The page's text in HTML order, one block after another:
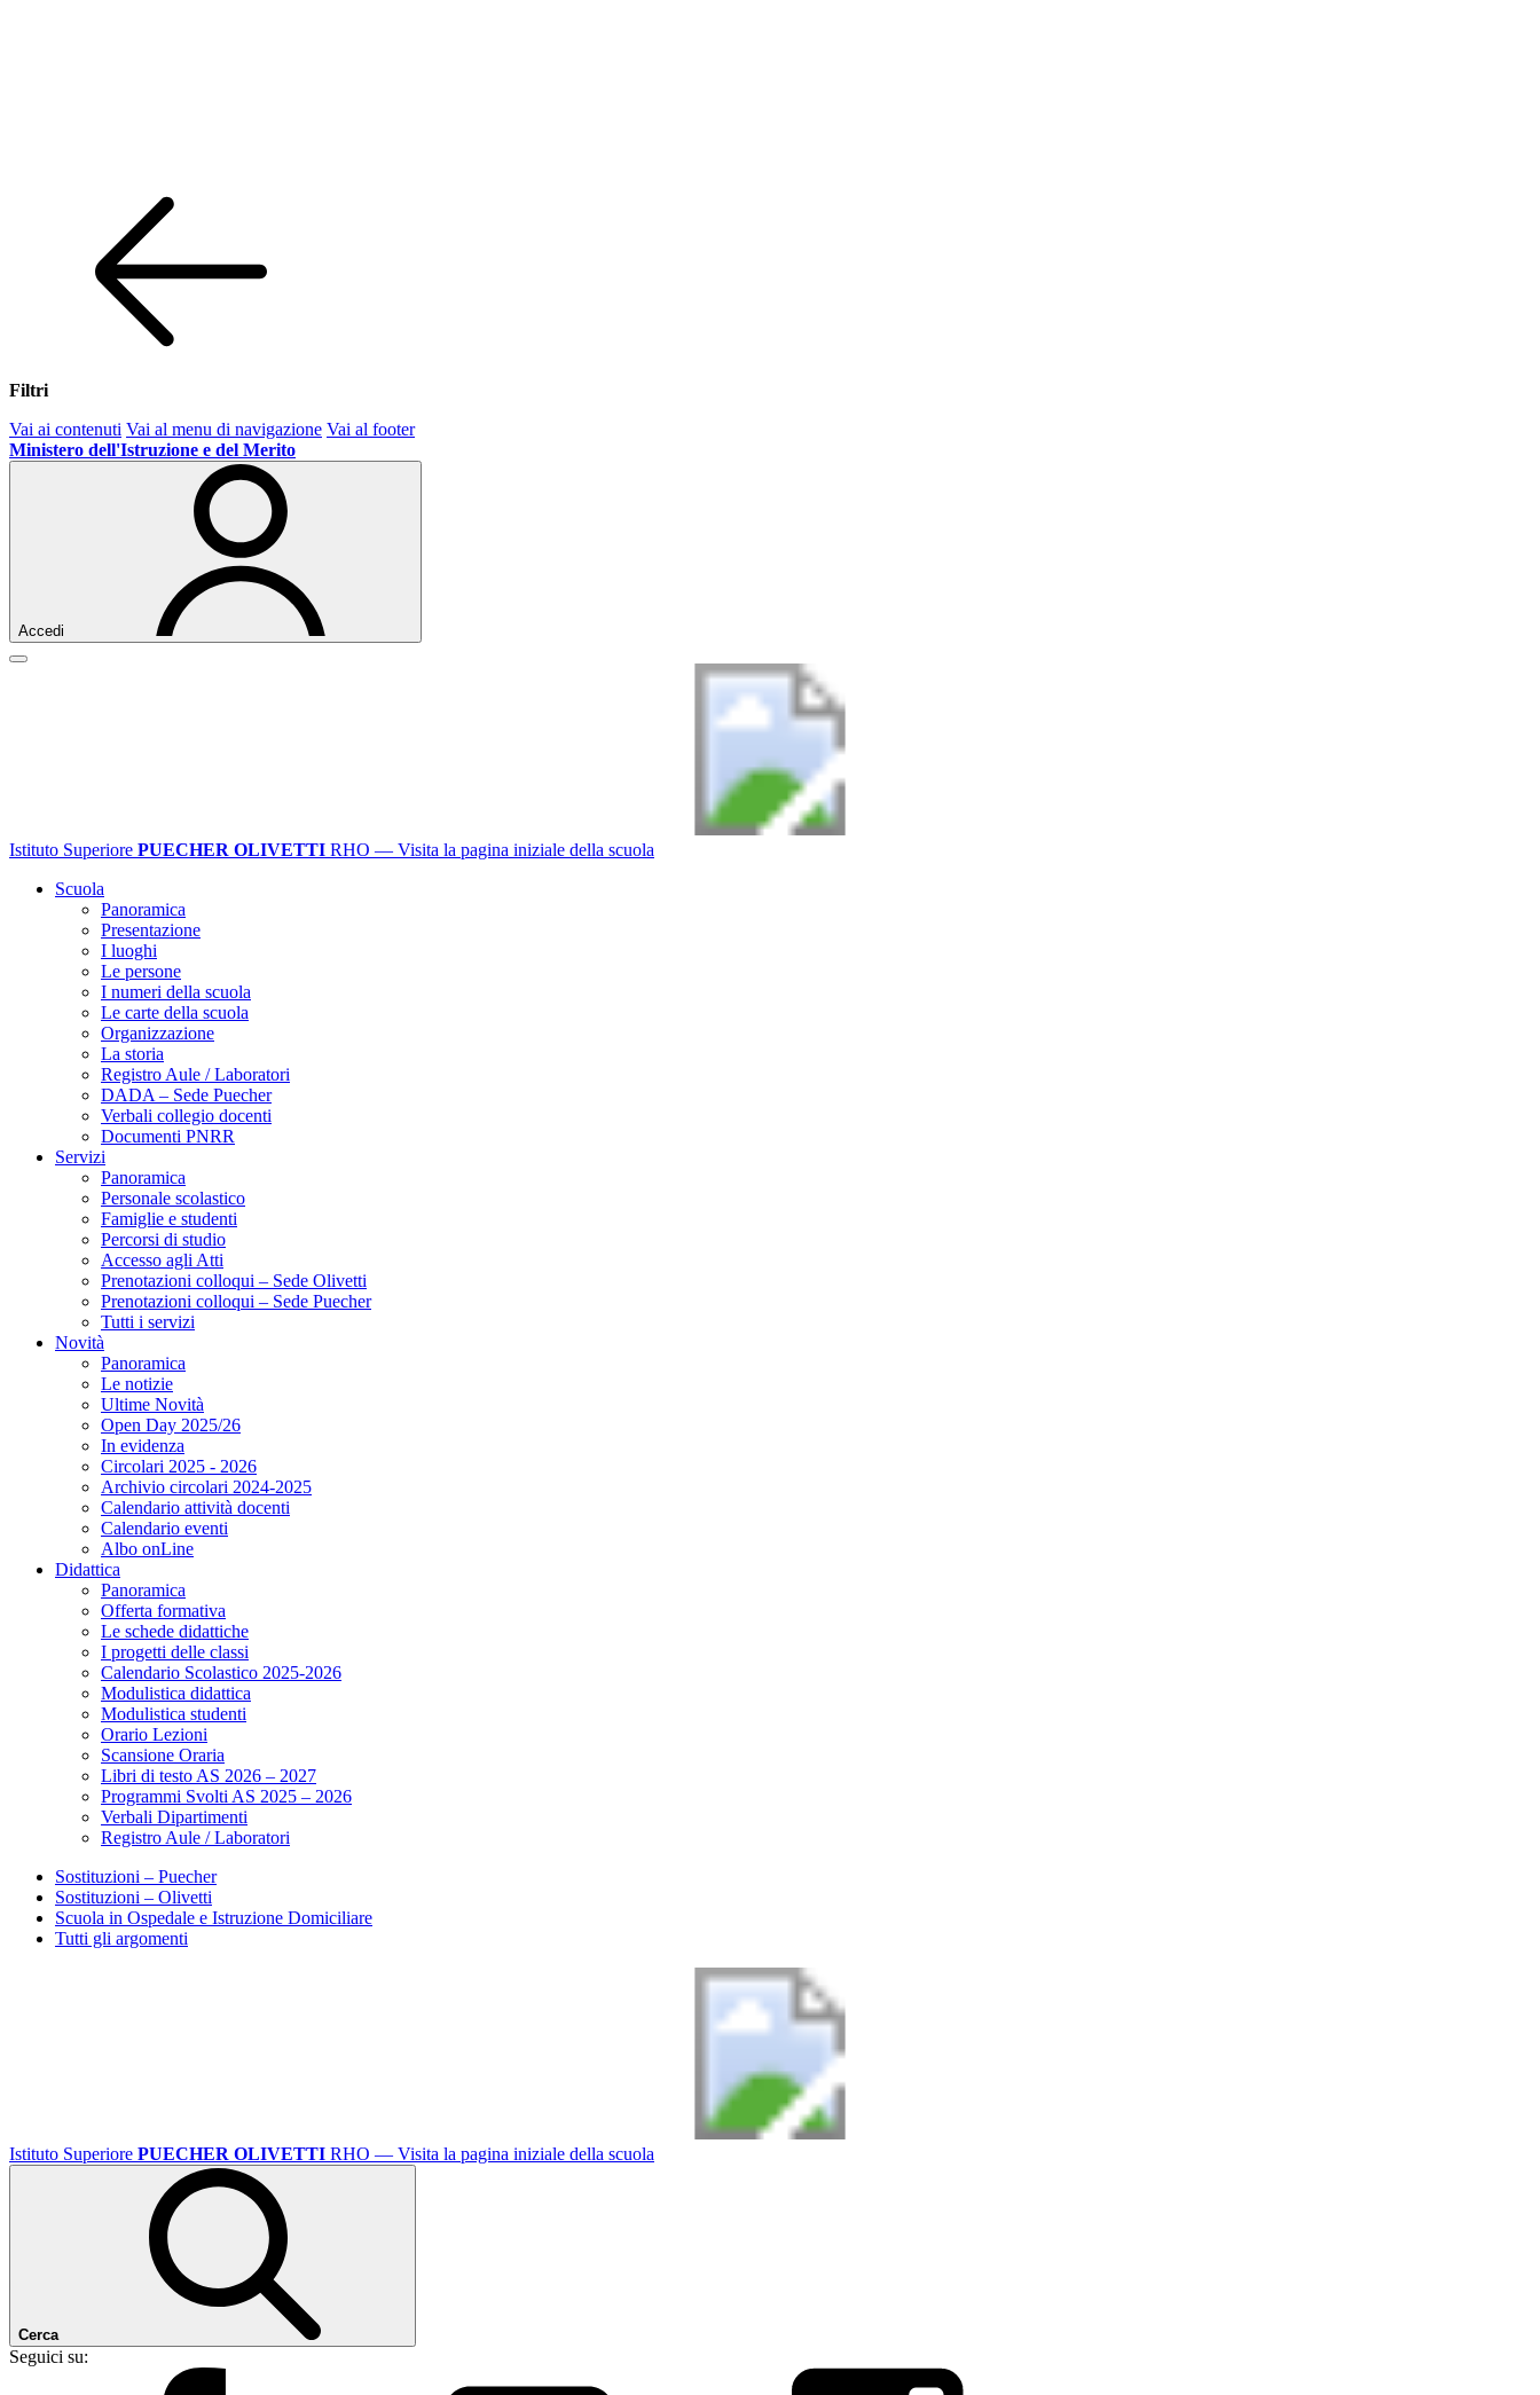
Filtri
Vai ai contenuti Vai al menu di navigazione Vai al footer
Ministero dell'Istruzione e del Merito
Accedi
Istituto Superiore PUECHER OLIVETTI RHO — Visita la pagina iniziale della scuola
Scuola
Panoramica
Presentazione
I luoghi
Le persone
I numeri della scuola
Le carte della scuola
Organizzazione
La storia
Registro Aule / Laboratori
DADA – Sede Puecher
Verbali collegio docenti
Documenti PNRR
Servizi
Panoramica
Personale scolastico
Famiglie e studenti
Percorsi di studio
Accesso agli Atti
Prenotazioni colloqui – Sede Olivetti
Prenotazioni colloqui – Sede Puecher
Tutti i servizi
Novità
Panoramica
Le notizie
Ultime Novità
Open Day 2025/26
In evidenza
Circolari 2025 - 2026
Archivio circolari 2024-2025
Calendario attività docenti
Calendario eventi
Albo onLine
Didattica
Panoramica
Offerta formativa
Le schede didattiche
I progetti delle classi
Calendario Scolastico 2025-2026
Modulistica didattica
Modulistica studenti
Orario Lezioni
Scansione Oraria
Libri di testo AS 2026 – 2027
Programmi Svolti AS 2025 – 2026
Verbali Dipartimenti
Registro Aule / Laboratori
Sostituzioni – Puecher
Sostituzioni – Olivetti
Scuola in Ospedale e Istruzione Domiciliare
Tutti gli argomenti
Istituto Superiore PUECHER OLIVETTI RHO — Visita la pagina iniziale della scuola
Cerca
Seguici su: